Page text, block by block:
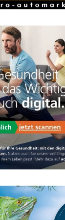
sieht sport­lich
eine Stan­dard-
bei Bedarf an
zu verlieren.
aus
und maxi­ma­ler
7.B
E-Bikes. Es ist
auch bei
in
— Ems­land,